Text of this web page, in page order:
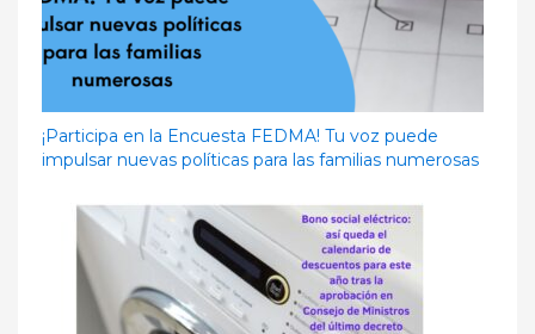
¡Participa en la Encuesta FEDMA! Tu voz puede
impulsar nuevas políticas para las familias numerosas